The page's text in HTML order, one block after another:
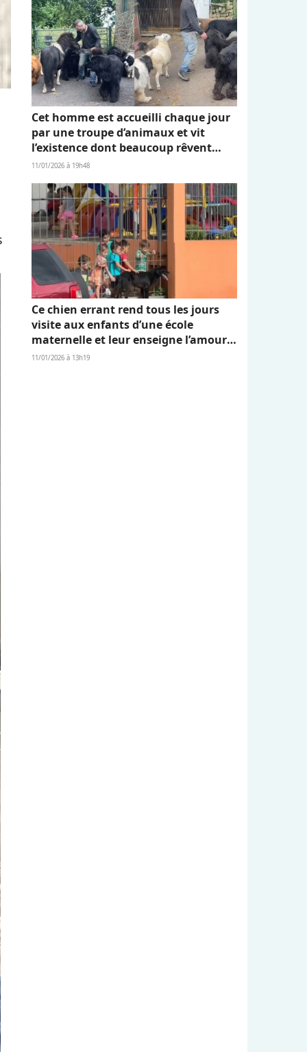
Cet homme est accueilli chaque jour
par une troupe d’animaux et vit
l’existence dont beaucoup rêvent
(vidéo)
11/01/2026 à 19h48
Ce chien errant rend tous les jours
visite aux enfants d’une école
maternelle et leur enseigne l’amour
et l’empathie (vidéo)
11/01/2026 à 13h19